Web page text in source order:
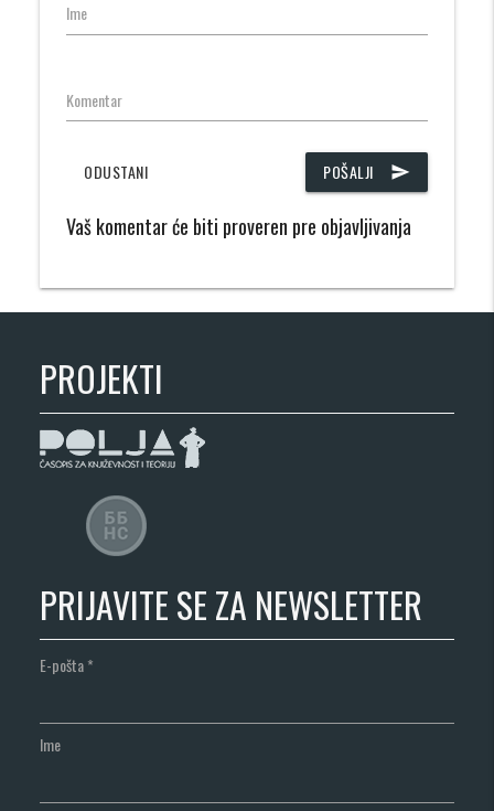
Ime
Komentar
POŠALJI send
ODUSTANI
Vaš komentar će biti proveren pre objavljivanja
PROJEKTI
PRIJAVITE SE ZA NEWSLETTER
E-pošta*
Ime